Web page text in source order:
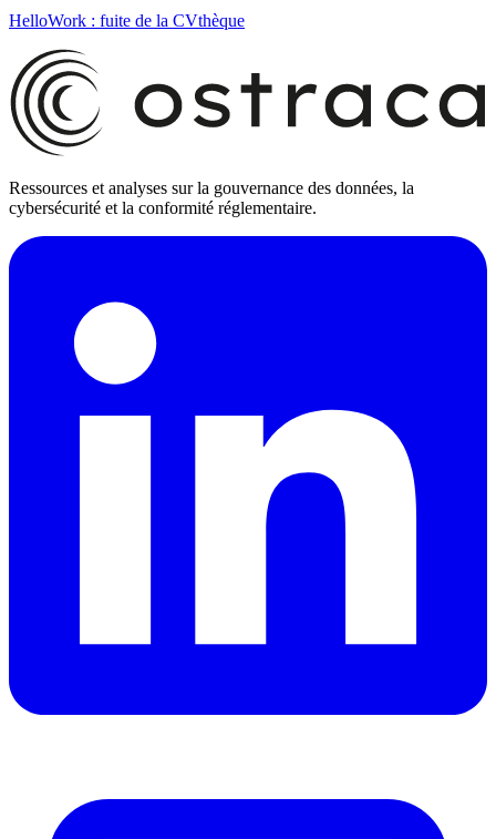
HelloWork : fuite de la CVthèque
Ressources et analyses sur la gouvernance des données, la
cybersécurité et la conformité réglementaire.